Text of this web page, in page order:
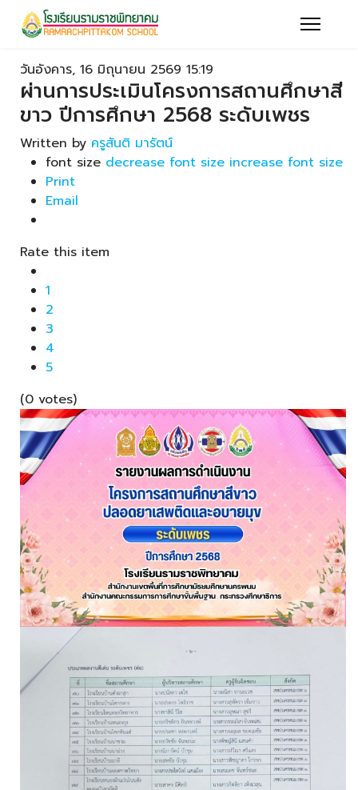
วันอังคาร, 16 มิถุนายน 2569 15:19
ผ่านการประเมินโครงการสถานศึกษาสี
ขาว ปีการศึกษา 2568 ระดับเพชร
Written by ครูสันติ มารัตน์
font size decrease font size increase font size
Print
Email
Rate this item
1
2
3
4
5
(0 votes)